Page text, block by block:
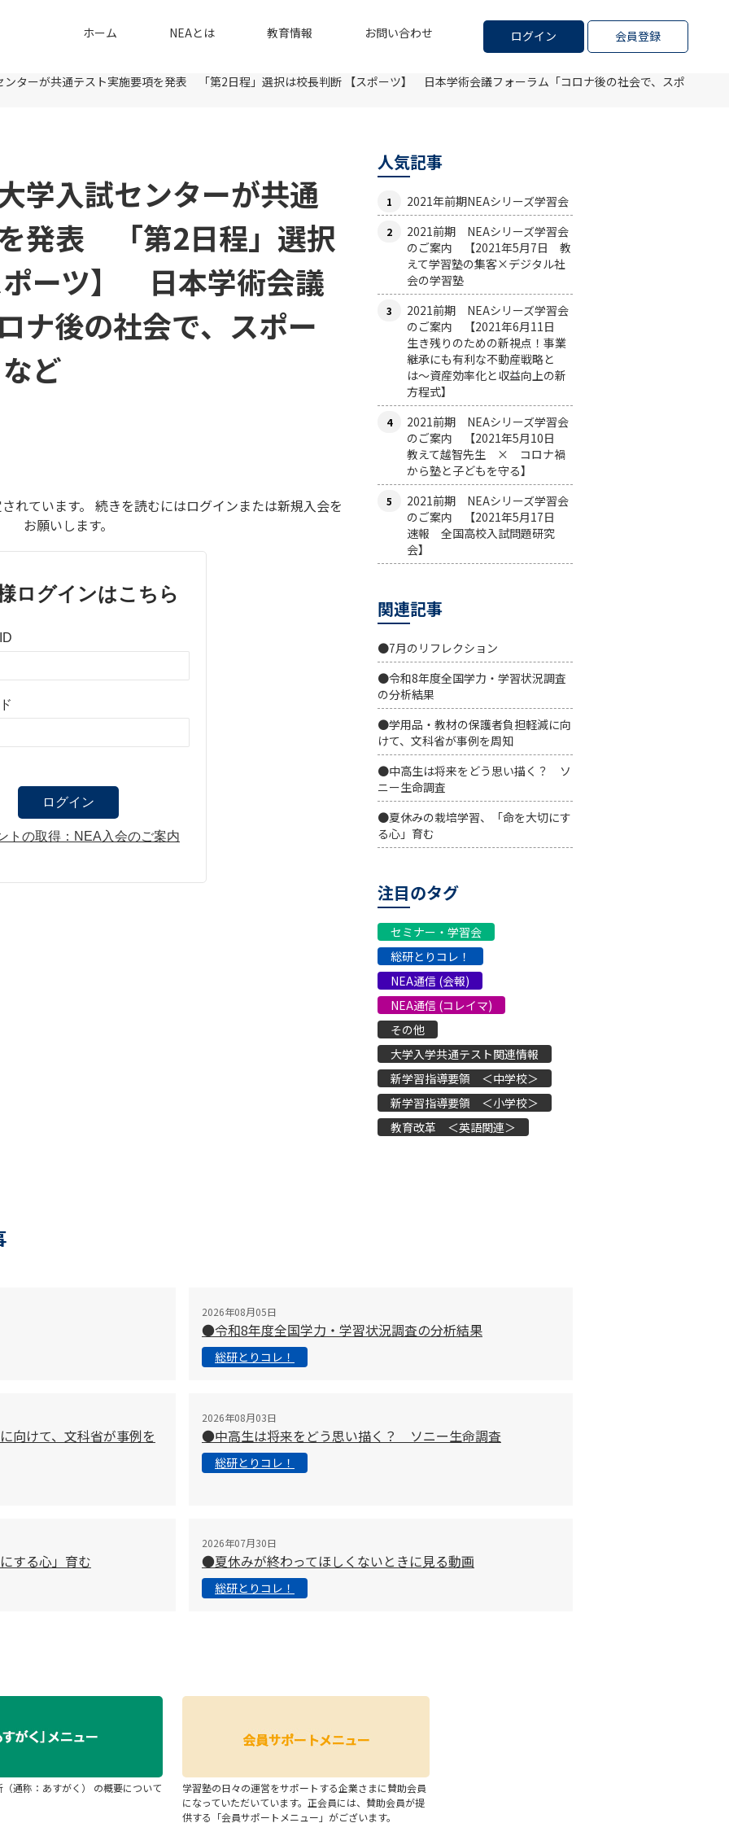
ログイン 会員登録
ホーム NEAとは 教育情報 お問い合わせ
ターが共通テスト実施要項を発表 「第2日程」選択は校長判断 【スポーツ】 日本学術会議フォーラム「コロナ後の社会で、スポ
学入試センターが共通
発表 「第2日程」選択
ーツ】 日本学術会議
ナ後の社会で、スポー
ど
れています。 続きを読むにはログインまたは新規入会を
お願いします。
ログインはこちら
トの取得：NEA入会のご案内
人気記事
2021年前期NEAシリーズ学習会
2021前期 NEAシリーズ学習会
のご案内 【2021年5月7日 教
えて学習塾の集客×デジタル社
会の学習塾
2021前期 NEAシリーズ学習会
のご案内 【2021年6月11日
生き残りのための新視点！事業
継承にも有利な不動産戦略と
は〜資産効率化と収益向上の新
方程式】
2021前期 NEAシリーズ学習会
のご案内 【2021年5月10日
教えて越智先生 × コロナ禍
から塾と子どもを守る】
2021前期 NEAシリーズ学習会
のご案内 【2021年5月17日
速報 全国高校入試問題研究
会】
関連記事
●7月のリフレクション
●令和8年度全国学力・学習状況調査
の分析結果
●学用品・教材の保護者負担軽減に向
けて、文科省が事例を周知
●中高生は将来をどう思い描く？ ソ
ニー生命調査
●夏休みの栽培学習、「命を大切にす
る心」育む
注目のタグ
セミナー・学習会
総研とりコレ！
NEA通信 (会報)
NEA通信 (コレイマ)
その他
大学入学共通テスト関連情報
新学習指導要領 ＜中学校＞
新学習指導要領 ＜小学校＞
教育改革 ＜英語関連＞
2026年08月05日
●令和8年度全国学力・学習状況調査の分析結果
総研とりコレ！
向けて、文科省が事例を
2026年08月03日
●中高生は将来をどう思い描く？ ソニー生命調査
総研とりコレ！
する心」育む
2026年07月30日
●夏休みが終わってほしくないときに見る動画
総研とりコレ！
通称：あすがく） の概要について
学習塾の日々の運営をサポートする企業さまに賛助会員
になっていただいています。正会員には、賛助会員が提
供する「会員サポートメニュー」がございます。